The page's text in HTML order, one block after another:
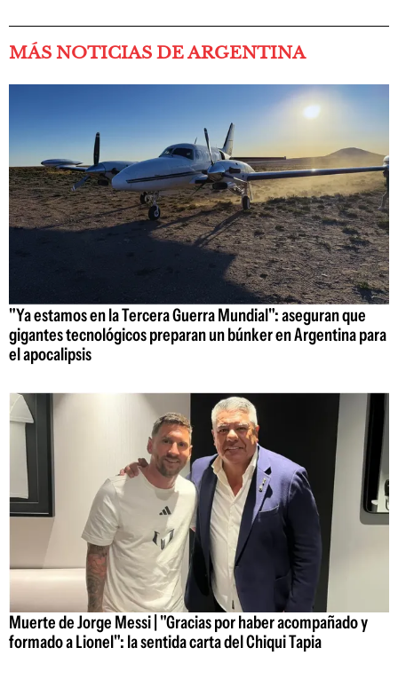
MÁS NOTICIAS DE ARGENTINA
"Ya estamos en la Tercera Guerra Mundial": aseguran que
gigantes tecnológicos preparan un búnker en Argentina para
el apocalipsis
Muerte de Jorge Messi | "Gracias por haber acompañado y
formado a Lionel": la sentida carta del Chiqui Tapia